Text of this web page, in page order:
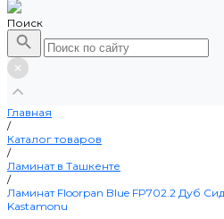
Поиск
Главная
/
Каталог товаров
/
Ламинат в Ташкенте
/
Ламинат Floorpan Blue FP702.2 Дуб
Kastamonu